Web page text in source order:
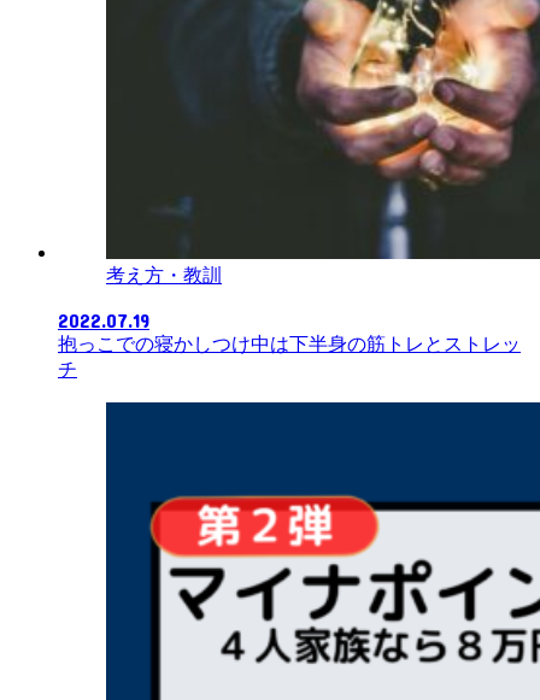
考え方・教訓
2022.07.19
抱っこでの寝かしつけ中は下半身の筋トレとストレッ
チ